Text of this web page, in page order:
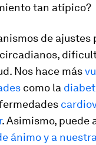
tan atípico?
de ajustes
Nos hace más
como la
. Asimismo, puede
ánimo y a